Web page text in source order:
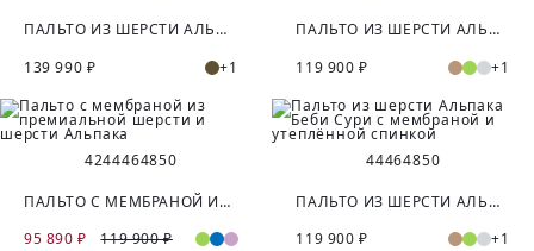
ПАЛЬТО ИЗ ШЕРСТИ АЛЬПАКА БЕБИ СУРИ С МЕМБРАНОЙ И УТЕПЛЁННОЙ СПИНКОЙ
139 990 ₽
+1
ПАЛЬТО ИЗ ШЕРСТИ АЛЬПАКА С МЕМБРАНОЙ И УТЕПЛЁННОЙ СПИНКОЙ
119 900 ₽
+1
4244464850
ПАЛЬТО С МЕМБРАНОЙ ИЗ ПРЕМИАЛЬНОЙ ШЕРСТИ И ШЕРСТИ АЛЬПАКА
95 890 ₽
119 900 ₽
44464850
ПАЛЬТО ИЗ ШЕРСТИ АЛЬПАКА БЕБИ СУРИ С МЕМБРАНОЙ И УТЕПЛЁННОЙ СПИНКОЙ
119 900 ₽
+1